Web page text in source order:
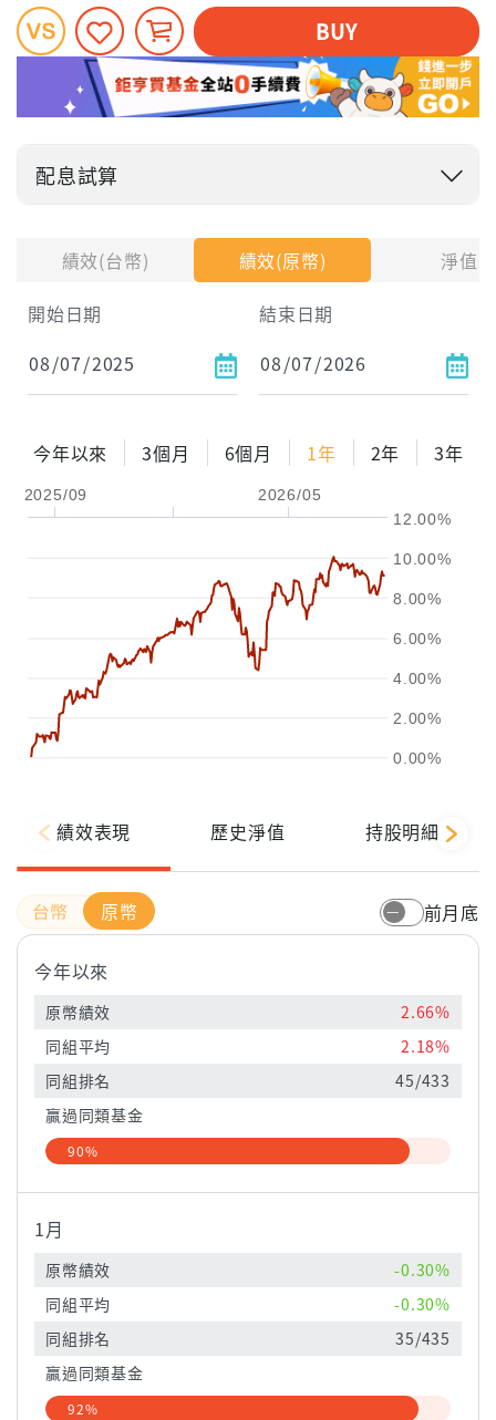
績效(台幣) 績效(原幣)
淨值
開始日期
結束日期
今年以來 3個月 6個月 1年 2年 3年
2025/09 2026/05
0.00%
2.00%
4.00%
6.00%
8.00%
10.00%
12.00%
BUY
配息試算
試算區間
1年
2年
配息金額
績效表現 歷史淨值 持股明細
原幣 前月底
今年以來
原幣績效
2.66%
同組平均
2.18%
同組排名
45/433
贏過同類基金
90%
1月
原幣績效
-0.30%
同組平均
-0.30%
同組排名
35/435
贏過同類基金
92%